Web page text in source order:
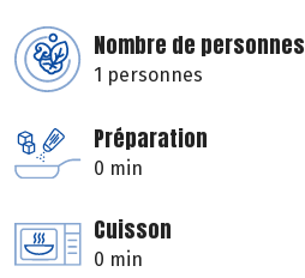
Nombre de personnes
1 personnes
Préparation
0 min
Cuisson
0 min